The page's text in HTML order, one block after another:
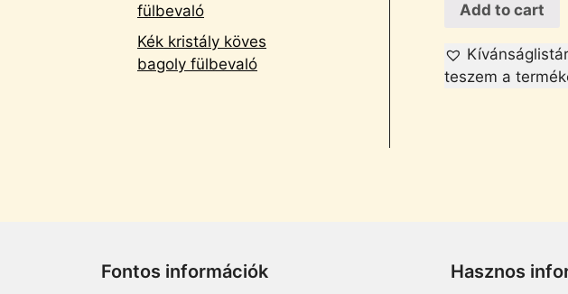
Add to cart
teszem a
fülbevaló
Kék kristály köves
bagoly fülbevaló
Fontos információk Hasznos